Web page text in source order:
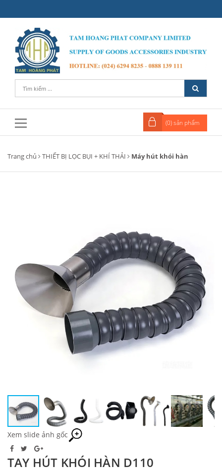
(0) sản phẩm
Trang chủ THIẾT BỊ LỌC BỤI + KHÍ THẢI Máy hút khói hàn
Xem slide ảnh gốc
TAY HÚT KHÓI HÀN D110